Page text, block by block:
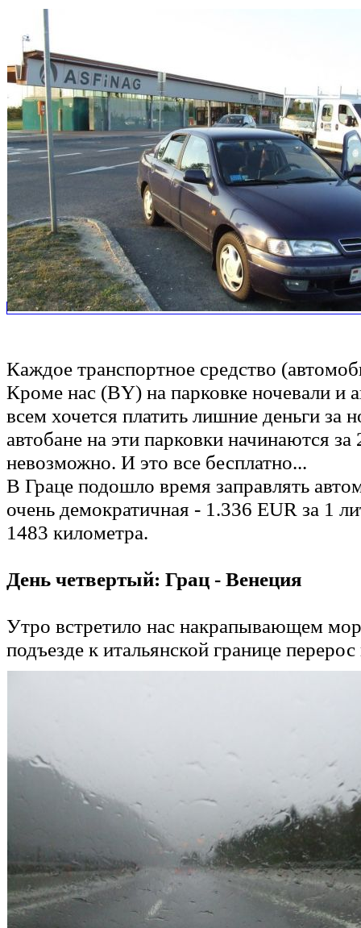
Каждое транспортное средство
Кроме нас (BY) на парковке ночевали
всем хочется платить лишние деньги за
автобане на эти парковки начинаются
невозможно. И это все бесплатно...
В Граце подошло время заправлять
очень демократичная - 1.336 EUR за 1
1483 километра.
День четвертый: Грац - Венеция
Утро встретило нас накрапывающем
подъезде к итальянской границе